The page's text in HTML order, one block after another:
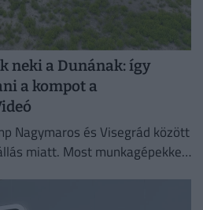
neki a Dunának: így
a kompot a
Nagymaros és Visegrád között
miatt. Most munkagépekkel